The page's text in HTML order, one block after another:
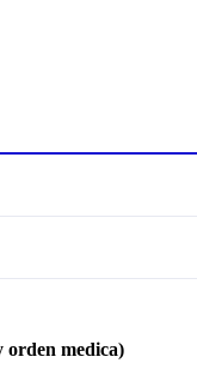
orden medica)